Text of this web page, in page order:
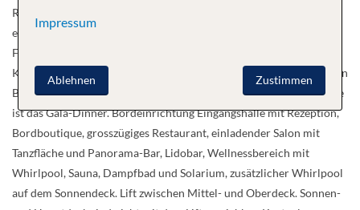
Restaurant, in welchem alle Passagiere gleichzeitig Platz finden,
erwartet Sie jeden Morgen ein reichhaltiges kaltes und warmes
Frühstücksbuffet. Mittags und abends zeigt Ihnen die
Küchenmannschaft mit mehrgängigen Wahlmenüs und mit schönen
Buffets, was sie zu bieten hat. Die kulinarische Krönung jeder Reise
ist das Gala-Dinner. Bordeinrichtung Eingangshalle mit Rezeption,
Bordboutique, grosszügiges Restaurant, einladender Salon mit
Tanzfläche und Panorama-Bar, Lidobar, Wellnessbereich mit
Whirlpool, Sauna, Dampfbad und Solarium, zusätzlicher Whirlpool
auf dem Sonnendeck. Lift zwischen Mittel- und Oberdeck. Sonnen-
Impressum
Zustimmen
Ablehnen